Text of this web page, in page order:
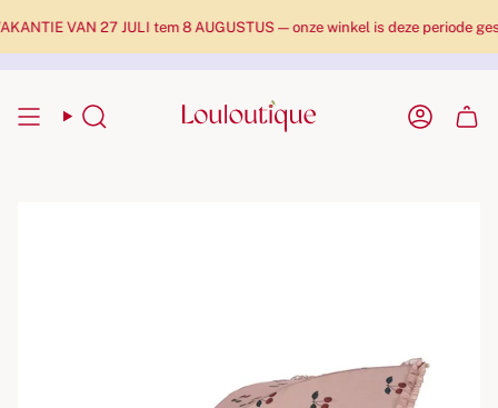
VAN 27 JULI tem 8 AUGUSTUS — onze winkel is deze periode
Zoekopdracht